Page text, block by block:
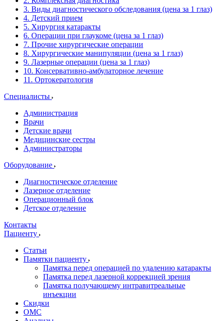
3. Виды диагностического обследования (цена за 1 глаз)
4. Детский прием
5. Хирургия катаракты
6. Операции при глаукоме (цена за 1 глаз)
7. Прочие хирургические операции
8. Хирургические манипуляции (цена за 1 глаз)
9. Лазерные операции (цена за 1 глаз)
10. Консервативно-амбулаторное лечение
11. Ортокератология
Специалисты
Администрация
Врачи
Детские врачи
Медицинские сестры
Администраторы
Оборудование
Диагностическое отделение
Лазерное отделение
Операционный блок
Детское отделение
Контакты
Пациенту
Статьи
Памятки пациенту
Памятка перед операцией по удалению катаракты
Памятка перед лазерной коррекцией зрения
Памятка получающему интравитреальные
инъекции
Скидки
ОМС